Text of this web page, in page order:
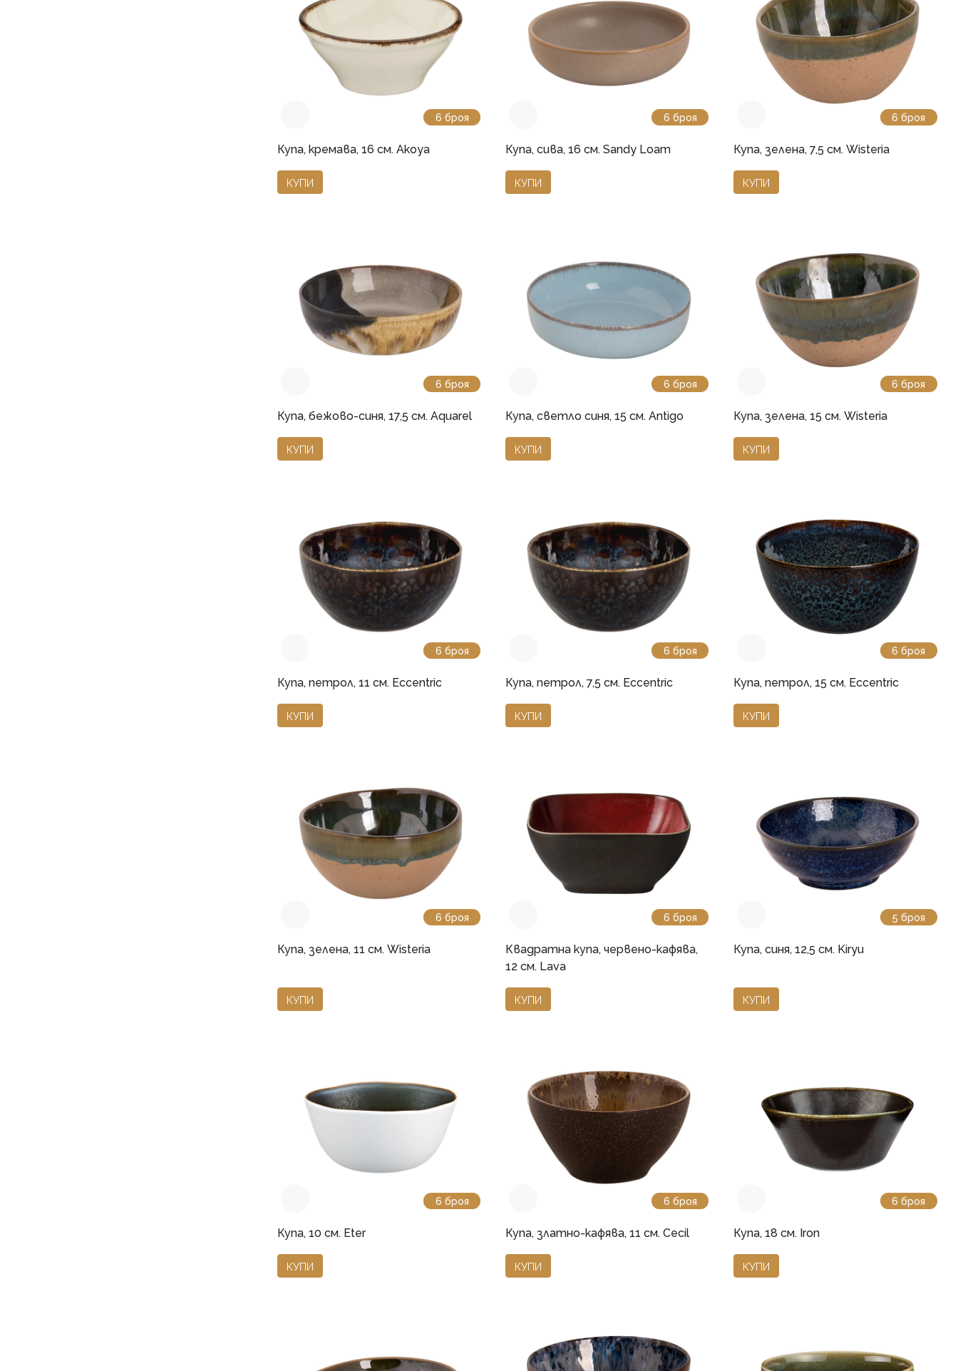
6 броя
Купа, кремава, 16 см. Akoya
КУПИ
6 броя
Купа, сива, 16 см. Sandy Loam
КУПИ
6 броя
Купа, зелена, 7,5 см. Wisteria
КУПИ
6 броя
Купа, бежово-синя, 17,5 см. Aquarel
КУПИ
6 броя
Купа, светло синя, 15 см. Antigo
КУПИ
6 броя
Купа, зелена, 15 см. Wisteria
КУПИ
6 броя
Купа, петрол, 11 см. Eccentric
КУПИ
6 броя
Купа, петрол, 7,5 см. Eccentric
КУПИ
6 броя
Купа, петрол, 15 см. Eccentric
КУПИ
6 броя
Купа, зелена, 11 см. Wisteria
КУПИ
6 броя
Квадратна купа, червено-кафява,
12 см. Lava
КУПИ
5 броя
Купа, синя, 12,5 см. Kiryu
КУПИ
6 броя
Купа, 10 см. Eter
КУПИ
6 броя
Купа, златно-кафява, 11 см. Cecil
КУПИ
6 броя
Купа, 18 см. Iron
КУПИ